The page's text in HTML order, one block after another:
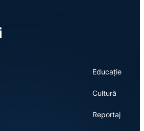
Educație
Cultură
Reportaj